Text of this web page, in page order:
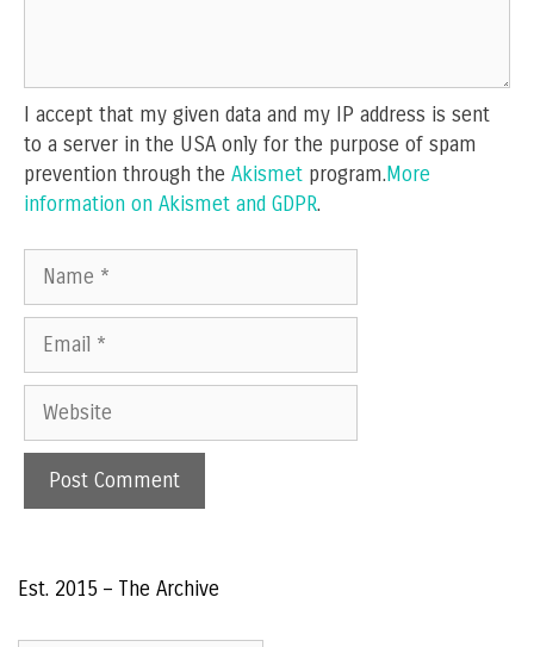
I accept that my given data and my IP address is sent
to a server in the USA only for the purpose of spam
prevention through the Akismet program.More
information on Akismet and GDPR.
Name
Email
Website
Est. 2015 – The Archive